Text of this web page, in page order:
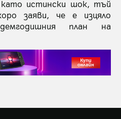
истински шок, тъй
заяви, че е изцяло
план на